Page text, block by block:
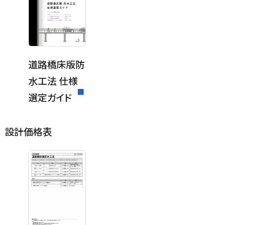
道路橋床版防
⽔⼯法 仕様
選定ガイド
設計価格表